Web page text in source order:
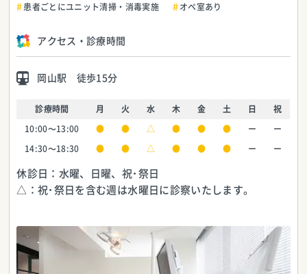
患者ごとにユニット清掃・消毒実施
オペ室あり
アクセス・診療時間
岡山駅 徒歩15分
診療時間 月 火 水 木 金 土 日 祝
10:00～13:00 ● ● △ ● ● ● ー ー
14:30～18:30 ● ● △ ● ● ● ー ー
休診日：水曜、日曜、祝･祭日
△：祝･祭日を含む週は水曜日に診察いたします。